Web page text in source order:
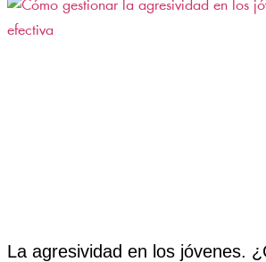
La agresividad en los jóvenes.